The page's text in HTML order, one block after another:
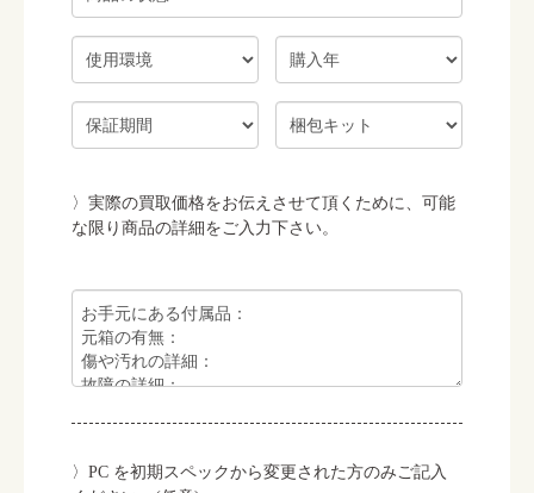
実際の買取価格をお伝えさせて頂くために、可能
な限り商品の詳細をご入力下さい。
PC を初期スペックから変更された方のみご記入